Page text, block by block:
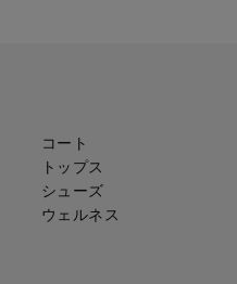
コート
トップス
シューズ
ウェルネス